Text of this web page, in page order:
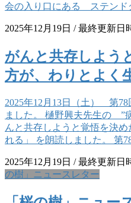
会の入り口にある ステン
2025年12月19日 / 最終更新日
がんと共存しよう
方が、わりとよく
2025年12月13日（土） 第
ました。 樋野興夫先生の ”
んと共存しようと覚悟を決
れる」 を朗読しました。 第
2025年12月19日 / 最終更新日
の樹」ニュースレター